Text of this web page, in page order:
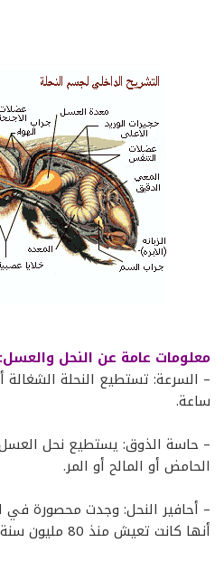
معلومات عامة عن النحل والعسل:
ساعة.
– حاسة الذوق: يستطيع نحل العسل
الحامض أو المالح أو المر.
– أحافير النحل: وجدت محصورة في
أنها كانت تعيش منذ 80 مليون سنة.